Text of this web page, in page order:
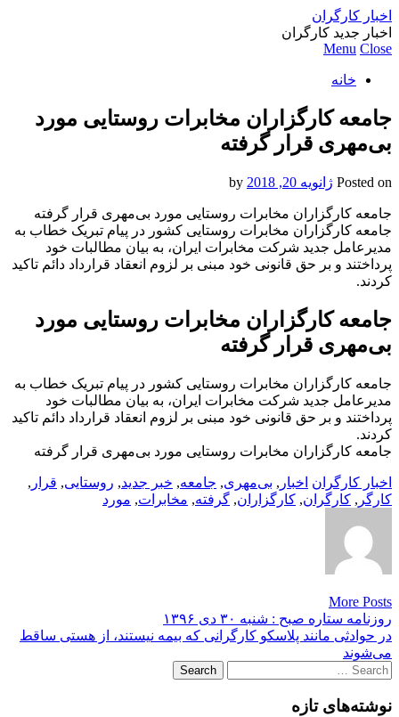
اخبار کارگران
اخبار جدید کارگران
Menu Close
خانه
جامعه کارگزاران مخابرات روستایی مورد
بی‌مهری قرار گرفته‌
Posted on ژانویه 20, 2018
جامعه کارگزاران مخابرات روستایی مورد بی‌مهری قرار گرفته‌
جامعه کارگزاران مخابرات روستایی کشور در پیام تبریک خطاب به
مدیرعامل جدید شرکت مخابرات ایران، به بیان مطالبات خود
پرداختند و بر حق قانونی خود مبنی بر لزوم انعقاد قرارداد دائم تاکید
کردند.
جامعه کارگزاران مخابرات روستایی مورد
بی‌مهری قرار گرفته‌
جامعه کارگزاران مخابرات روستایی کشور در پیام تبریک خطاب به
مدیرعامل جدید شرکت مخابرات ایران، به بیان مطالبات خود
پرداختند و بر حق قانونی خود مبنی بر لزوم انعقاد قرارداد دائم تاکید
کردند.
جامعه کارگزاران مخابرات روستایی مورد بی‌مهری قرار گرفته‌
اخبار کارگران اخبار , بی‌مهری, جامعه, خبر جدید, روستایی, قرار ,
کارگر , کارگران, کارگزاران, گرفته, مخابرات, مورد
More Posts
Post
navigation
روزنامه ستاره صبح : شنبه ۳۰ دی ۱۳۹۶
در حوادثی مانند پلاسکو کارگرانی که بیمه نیستند، از هستی ساقط
می‌شوند
Search
for:
نوشته‌های تازه